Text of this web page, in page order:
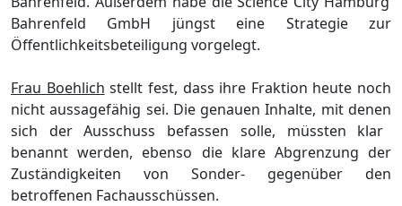
Bahrenfeld GmbH jüngst eine Strategie zur
Öffentlichkeitsbeteiligung vorgelegt.
Frau Boehlich stellt fest, dass ihre Fraktion heute noch
nicht aussagefähig sei. Die genauen Inhalte, mit denen
sich der Ausschuss befassen solle, müssten klar
benannt werden, ebenso die klareAbgrenzung der
Zuständigkeiten von Sonder- gegenüber den
betroffenen Fachausschüssen.